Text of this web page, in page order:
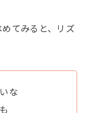
てみると、リズ
な